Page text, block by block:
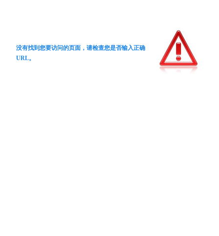
没有找到您要访问的页面，请检查您是否输入正确
URL。